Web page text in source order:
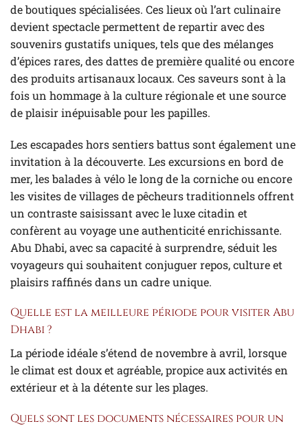
de boutiques spécialisées. Ces lieux où l’art culinaire
devient spectacle permettent de repartir avec des
souvenirs gustatifs uniques, tels que des mélanges
d’épices rares, des dattes de première qualité ou encore
des produits artisanaux locaux. Ces saveurs sont à la
fois un hommage à la culture régionale et une source
de plaisir inépuisable pour les papilles.
Les escapades hors sentiers battus sont également une
invitation à la découverte. Les excursions en bord de
mer, les balades à vélo le long de la corniche ou encore
les visites de villages de pêcheurs traditionnels offrent
un contraste saisissant avec le luxe citadin et
confèrent au voyage une authenticité enrichissante.
Abu Dhabi, avec sa capacité à surprendre, séduit les
voyageurs qui souhaitent conjuguer repos, culture et
plaisirs raffinés dans un cadre unique.
Quelle est la meilleure période pour visiter Abu
Dhabi ?
La période idéale s’étend de novembre à avril, lorsque
le climat est doux et agréable, propice aux activités en
extérieur et à la détente sur les plages.
Quels sont les documents nécessaires pour un